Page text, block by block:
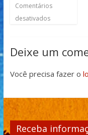
Comentários
desativados
Deixe um
Você precisa fazer o
Receba